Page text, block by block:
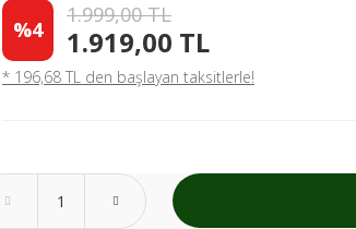
%4
1.999,00 TL
1.919,00 TL
* 196,68 TL den başlayan taksitlerle!